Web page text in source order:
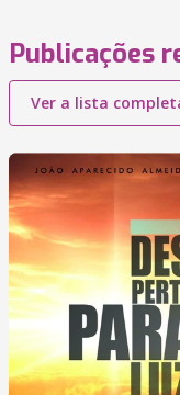
Publicações
Ver a lista